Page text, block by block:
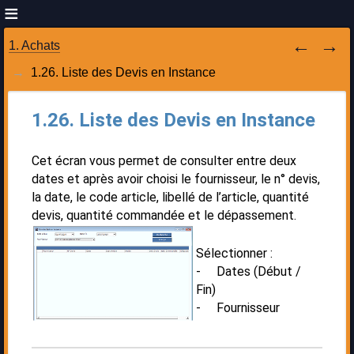
1. Achats
1.26. Liste des Devis en Instance
1.26. Liste des Devis en Instance
Cet écran vous permet de consulter entre deux
dates et après avoir choisi le fournisseur, le n° devis,
la date, le code article, libellé de l’article, quantité
devis, quantité commandée et le dépassement.
Sélectionner :
- Dates (Début /
Fin)
- Fournisseur